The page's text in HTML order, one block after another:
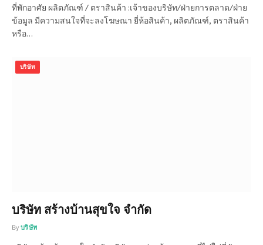
ที่พักอาศัย ผลิตภัณฑ์ / ตราสินค้า :เจ้าของบริษัท/ฝ่ายการตลาด/ฝ่าย
ข้อมูล มีความสนใจที่จะลงโฆษณา ยี่ห้อสินค้า, ผลิตภัณฑ์, ตราสินค้า
หรือ…
บริษัท
บริษัท สร้างบ้านสุขใจ จำกัด
By บริษัท